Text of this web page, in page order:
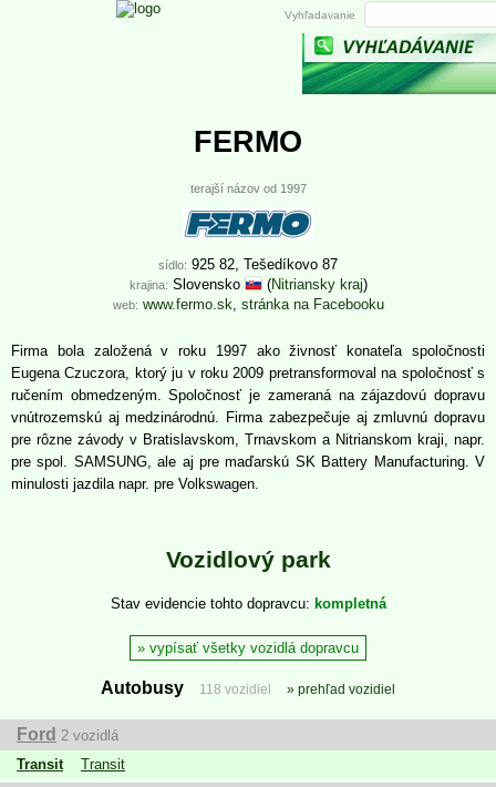
FERMO
terajší názov od 1997
sídlo: 925 82, Tešedíkovo 87
krajina: Slovensko (Nitriansky kraj)
web: www.fermo.sk stránka na Facebooku
Firma bola založená v roku 1997 ako živnosť konateľa spoločnosti
Eugena Czuczora, ktorý ju v roku 2009 pretransformoval na spoločnosť s
ručením obmedzeným. Spoločnosť je zameraná na zájazdovú dopravu
vnútrozemskú aj medzinárodnú. Firma zabezpečuje aj zmluvnú dopravu
pre rôzne závody v Bratislavskom, Trnavskom a Nitrianskom kraji, napr.
pre spol. SAMSUNG, ale aj pre maďarskú SK Battery Manufacturing. V
minulosti jazdila napr. pre Volkswagen.
Vozidlový park
Stav evidencie tohto dopravcu kompletná
vypísať všetky vozidlá dopravcu
Autobusy 118 vozidiel prehľad vozidiel
Ford 2 vozidlá
Transit
Transit
Vyhľadavanie